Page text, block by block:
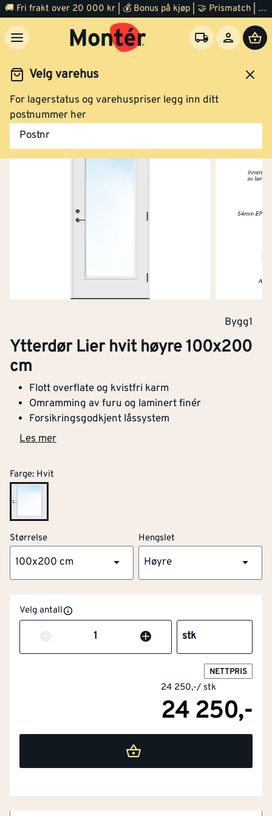
🚚 Fri frakt over 20 000 kr | 💰 Bonus på kjøp | 🤝 Prismatch | ⭐ 100% fornøyd garanti | 🏪 140 byggevarehus
Velg varehus
For lagerstatus og varehuspriser legg inn ditt
postnummer her
Postnr
Dør Ytterdør
Bygg1
Ytterdør Lier hvit høyre 100x200
cm
Flott overflate og kvistfri karm
Omramming av furu og laminert finér
Forsikringsgodkjent låssystem
Les mer
Farge: Hvit
Størrelse
100x200 cm
Hengslet
Høyre
Velg antall
Antall stk
NETTPRIS
24 250,-/ stk
24 250,-
NOBB 57030078
Flott overflate og kvistfri karm
Omramming av furu og laminert finér
Forsikringsgodkjent låssystem
Tre hengsler med bakkantsikring
Lang levetid og trygg bruk
glassfelt, høy kvalitet og gode isolerende egenskaper.